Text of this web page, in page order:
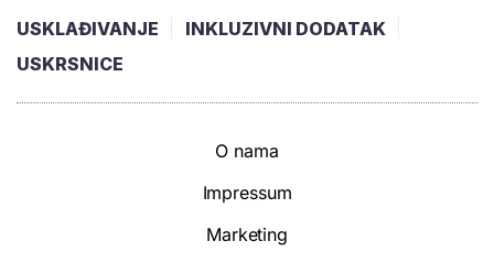
USKLAĐIVANJE
INKLUZIVNI DODATAK
USKRSNICE
O nama
Impressum
Marketing